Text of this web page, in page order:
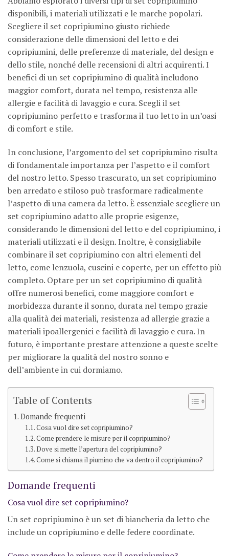
disponibili, i materiali utilizzati e le marche popolari.
Scegliere il set copripiumino giusto richiede
considerazione delle dimensioni del letto e dei
copripiumini, delle preferenze di materiale, del design e
dello stile, nonché delle recensioni di altri acquirenti. I
benefici di un set copripiumino di qualità includono
maggior comfort, durata nel tempo, resistenza alle
allergie e facilità di lavaggio e cura. Scegli il set
copripiumino perfetto e trasforma il tuo letto in un’oasi
di comfort e stile.
In conclusione, l’argomento del set copripiumino risulta
di fondamentale importanza per l’aspetto e il comfort
del nostro letto. Spesso trascurato, un set copripiumino
ben arredato e stiloso può trasformare radicalmente
l’aspetto di una camera da letto. È essenziale scegliere un
set copripiumino adatto alle proprie esigenze,
considerando le dimensioni del letto e del copripiumino, i
materiali utilizzati e il design. Inoltre, è consigliabile
combinare il set copripiumino con altri elementi del
letto, come lenzuola, cuscini e coperte, per un effetto più
completo. Optare per un set copripiumino di qualità
offre numerosi benefici, come maggiore comfort e
morbidezza durante il sonno, durata nel tempo grazie
alla qualità dei materiali, resistenza ad allergie grazie a
materiali ipoallergenici e facilità di lavaggio e cura. In
futuro, è importante prestare attenzione a queste scelte
per migliorare la qualità del nostro sonno e
dell’ambiente in cui dormiamo.
Table of Contents
Domande frequenti
Cosa vuol dire set copripiumino?
Come prendere le misure per il copripiumino?
Dove si mette l’apertura del copripiumino?
Come si chiama il piumino che va dentro il copripiumino?
Domande frequenti
Cosa vuol dire set copripiumino?
Un set copripiumino è un set di biancheria da letto che
include un copripiumino e delle federe coordinate.